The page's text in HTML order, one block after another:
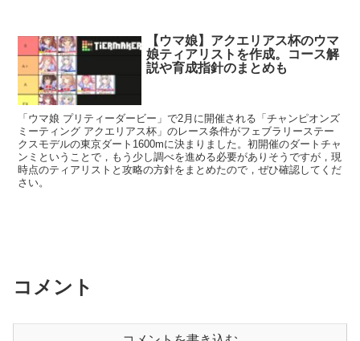
【ウマ娘】アクエリアス杯のウマ
娘ティアリストを作成。コース解
説や育成指針のまとめも
「ウマ娘 プリティーダービー」で2月に開催される「チャンピオンズ
ミーティング アクエリアス杯」のレース条件がフェブラリーステー
クスモデルの東京ダート1600mに決まりました。初開催のダートチャ
ンミということで，もう少し調べを進める必要がありそうですが，現
時点のティアリストと攻略の方針をまとめたので，ぜひ確認してくだ
さい。
コメント